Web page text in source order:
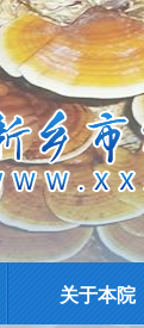
关于本院